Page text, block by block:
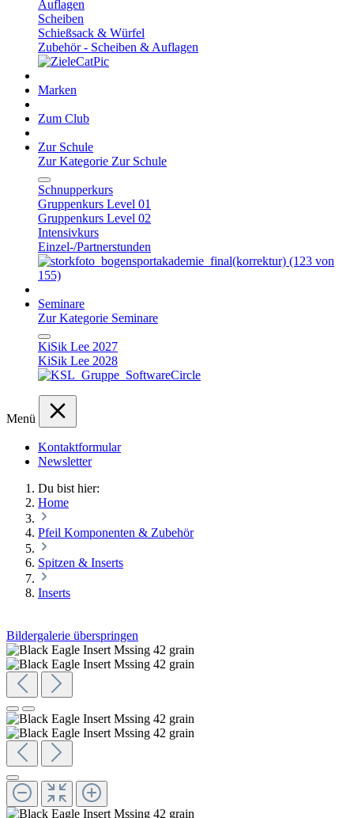
Auflagen
Scheiben
Schießsack & Würfel
Zubehör - Scheiben & Auflagen
Marken
Zum Club
Zur Schule
Zur Kategorie Zur Schule
Schnupperkurs
Gruppenkurs Level 01
Gruppenkurs Level 02
Intensivkurs
Einzel-/Partnerstunden
Seminare
Zur Kategorie Seminare
KiSik Lee 2027
KiSik Lee 2028
Menü
Kontaktformular
Newsletter
Du bist hier:
Home
Pfeil Komponenten & Zubehör
Spitzen & Inserts
Inserts
Bildergalerie überspringen